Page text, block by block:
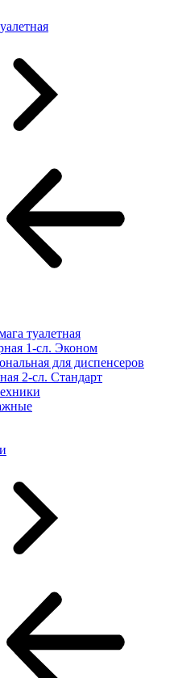
туалетная
1-сл. Эконом
для диспенсеров
2-сл. Стандарт